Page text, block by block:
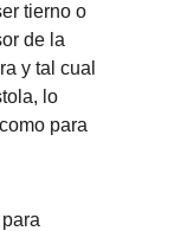
tierno o
de la
y tal cual
lo
para